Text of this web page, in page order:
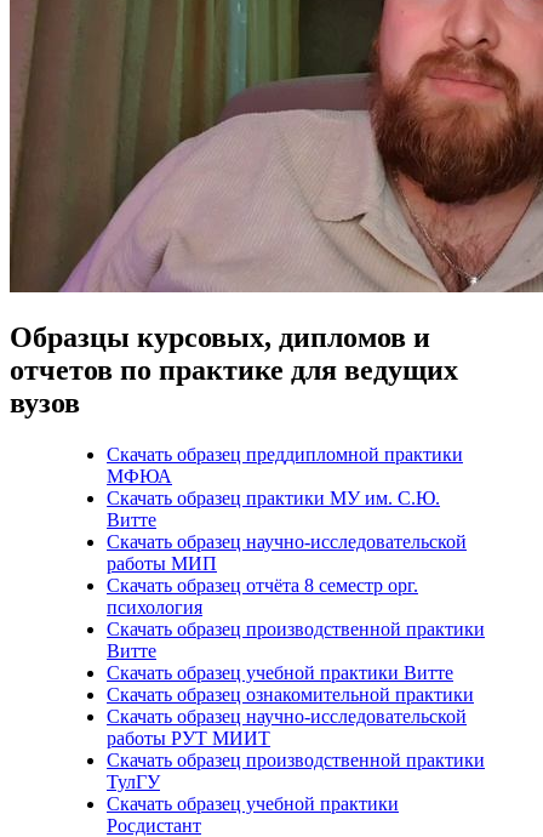
Образцы курсовых, дипломов и
отчетов по практике для ведущих
вузов
Скачать образец преддипломной практики
МФЮА
Скачать образец практики МУ им. С.Ю.
Витте
Скачать образец научно-исследовательской
работы МИП
Скачать образец отчёта 8 семестр орг.
психология
Скачать образец производственной практики
Витте
Скачать образец учебной практики Витте
Скачать образец ознакомительной практики
Скачать образец научно-исследовательской
работы РУТ МИИТ
Скачать образец производственной практики
ТулГУ
Скачать образец учебной практики
Росдистант